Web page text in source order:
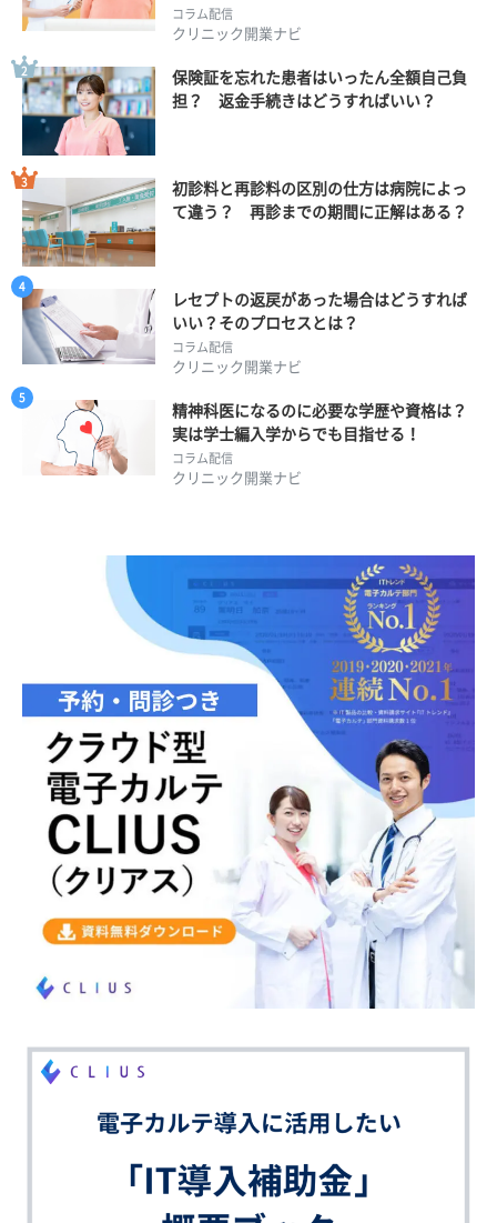
コラム配信
クリニック開業ナビ
保険証を忘れた患者はいったん全額自己負
担？ 返金手続きはどうすればいい？
初診料と再診料の区別の仕方は病院によっ
て違う？ 再診までの期間に正解はある？
レセプトの返戻があった場合はどうすれば
いい？そのプロセスとは？
コラム配信
クリニック開業ナビ
精神科医になるのに必要な学歴や資格は？
実は学士編入学からでも目指せる！
コラム配信
クリニック開業ナビ